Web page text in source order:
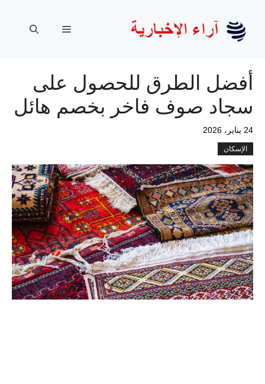
المحتوى
القائمة
أفضل الطرق للحصول على
سجاد صوف فاخر بخصم هائل
24 يناير، 2026
الإسكان